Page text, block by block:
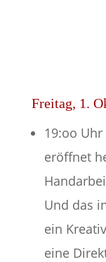
Freitag, 1.
19:oo
eröffnet
Und das
ein
eine